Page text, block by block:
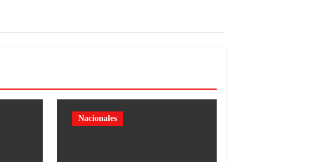
Nacionales